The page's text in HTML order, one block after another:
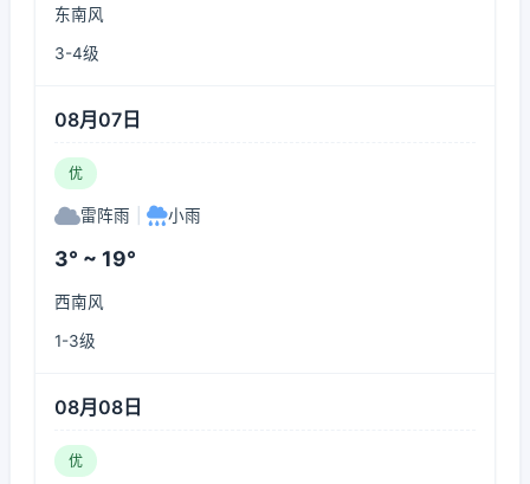
东南风
3-4级
08月07日
优
雷阵雨 小雨
3° ~ 19°
西南风
1-3级
08月08日
优